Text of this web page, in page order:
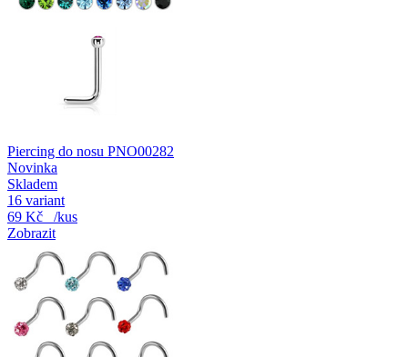
Piercing do nosu PNO00282
Novinka
Skladem
16 variant
69 Kč
/kus
Zobrazit